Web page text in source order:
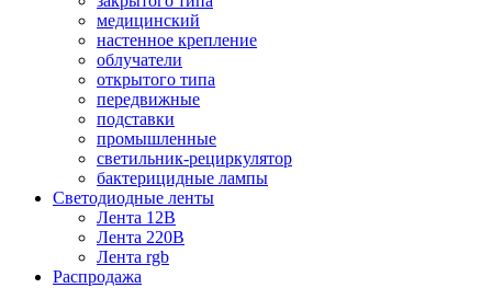
медицинский
настенное крепление
облучатели
открытого типа
передвижные
подставки
промышленные
светильник-рециркулятор
бактерицидные лампы
Светодиодные ленты
Лента 12В
Лента 220В
Лента rgb
Распродажа